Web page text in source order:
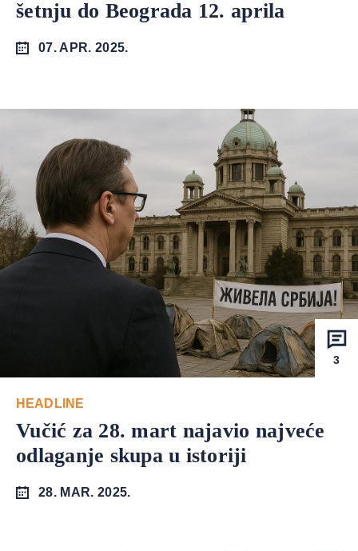
šetnju do Beograda 12. aprila
07. APR. 2025.
3
HEADLINE
Vučić za 28. mart najavio najveće
odlaganje skupa u istoriji
28. MAR. 2025.